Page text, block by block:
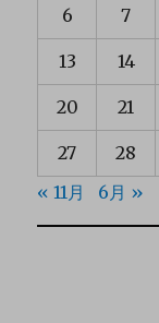
6 7
13 14
20 21
27 28
« 11月
6月 »